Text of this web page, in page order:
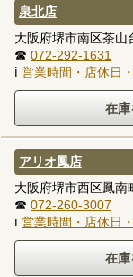
泉北店
大阪府堺市南区茶
☎ 072-292-1631
ℹ 営業時間・店休日
アリオ鳳店
大阪府堺市西区鳳
☎ 072-260-3007
ℹ 営業時間・店休日